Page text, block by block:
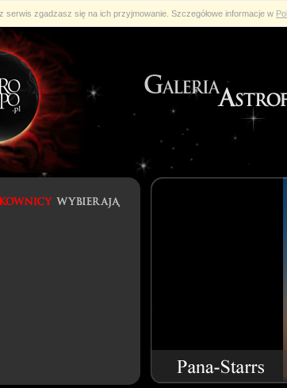
zgadzasz się na ich przyjmowanie. Szczegółowe informacje w